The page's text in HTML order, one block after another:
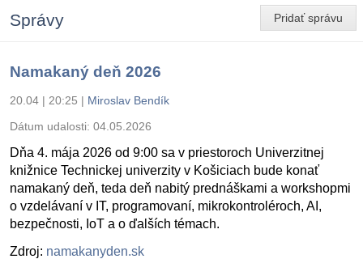
Pridať správu
Správy
Namakaný deň 2026
20.04 | 20:25 | Miroslav Bendík
Dátum udalosti: 04.05.2026
Dňa 4. mája 2026 od 9:00 sa v priestoroch Univerzitnej
knižnice Technickej univerzity v Košiciach bude konať
namakaný deň, teda deň nabitý prednáškami a workshopmi
o vzdelávaní v IT, programovaní, mikrokontroléroch, AI,
bezpečnosti, IoT a o ďalších témach.
Zdroj: namakanyden.sk